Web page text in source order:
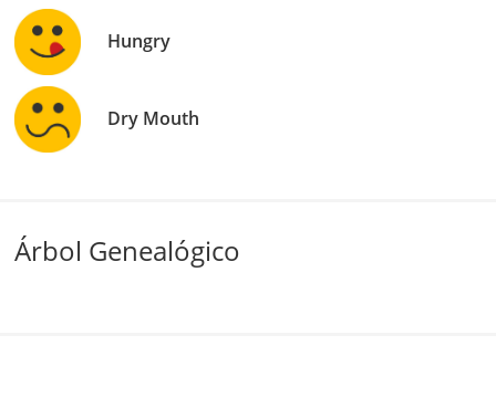
Hungry
Dry Mouth
Árbol Genealógico